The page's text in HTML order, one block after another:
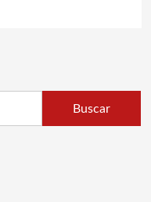
Buscar